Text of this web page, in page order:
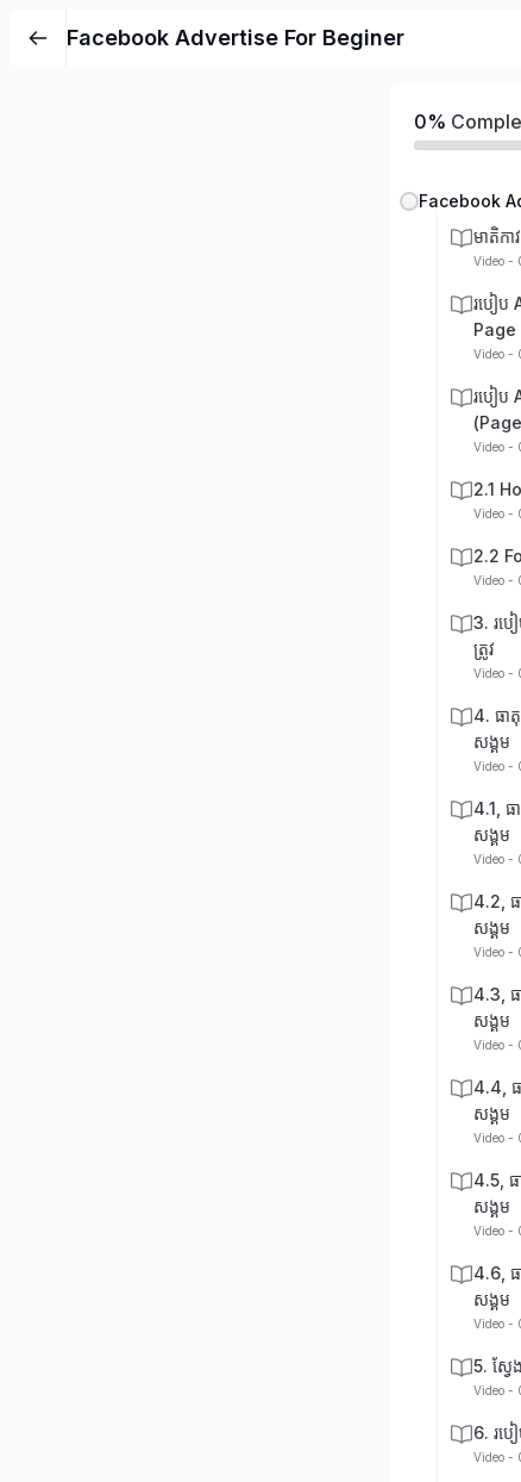
Facebook Advertise For Beginer
0%
Facebook
មាតិកា
Video -
របៀប
Video -
របៀប
Video -
2.1
Video -
2.2
Video -
3. រប
ត្រូវ
Video -
4. ធាតុ
សង្គម
Video -
4.1, ធ
សង្គម
Video -
4.2, ធ
សង្គម
Video -
4.3, ធ
សង្គម
Video -
4.4, ធ
សង្គម
Video -
4.5, ធ
សង្គម
Video -
4.6, ធ
សង្គម
Video -
5. ស្វ
Video -
6. រប
Video -